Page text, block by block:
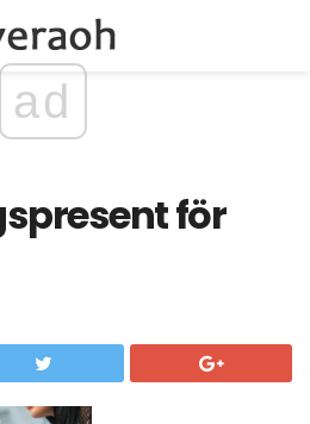
ad
för